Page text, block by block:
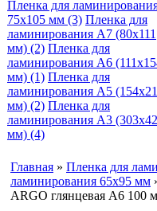
Пленка для
75х105 мм (3) Пленка для
ламинирования A7 (80х111
мм) (2) Пленка для
ламинирования A6
мм) (1) Пленка для
ламинирования A5
мм) (2) Пленка для
ламинирования A3
мм) (4)
Главная » Пленка для
ламинирования 65х95 мм
ARGO глянцевая A6 100